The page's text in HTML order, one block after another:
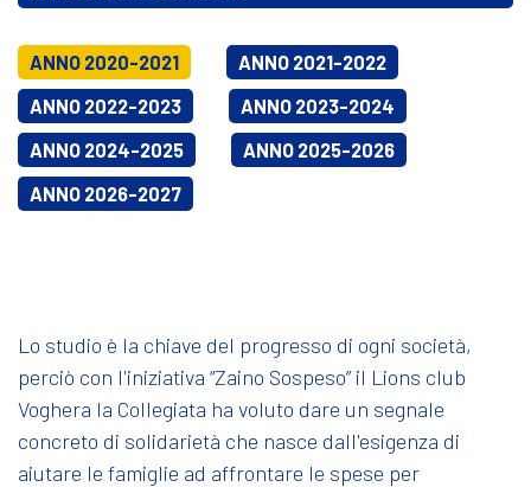
ANNO 2020-2021
ANNO 2021-2022
ANNO 2022-2023
ANNO 2023-2024
ANNO 2024-2025
ANNO 2025-2026
ANNO 2026-2027
Lo studio è la chiave del progresso di ogni società,
perciò con l'iniziativa “Zaino Sospeso” il Lions club
Voghera la Collegiata ha voluto dare un segnale
concreto di solidarietà che nasce dall'esigenza di
aiutare le famiglie ad affrontare le spese per